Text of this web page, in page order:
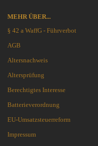
MEHR ÜBER...
§ 42 a WaffG - Führverbot
AGB
Altersnachweis
Altersprüfung
Berechtigtes Interesse
Batterieverordnung
EU-Umsatzsteuerreform
Impressum